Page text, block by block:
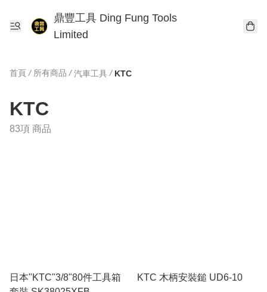
鼎豐工具 Ding Fung Tools
Limited
首頁 / 所有商品 / 汽車工具 / KTC
KTC
83項 商品
日本"KTC"3/8"80件工具箱
KTC 木柄安裝鎚 UD6-10